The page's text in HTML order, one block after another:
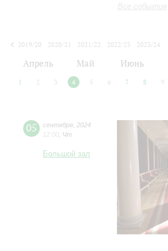
Все события
2019/20
2020/21 2021/22 2022/23
2023/24
Апрель Май Июнь
1 2 3 4 5 6 7 8 9
05 сентября 2024
12:00 Чт
Большой зал